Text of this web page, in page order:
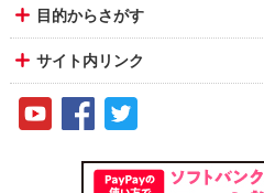
目的からさがす
サイト内リンク